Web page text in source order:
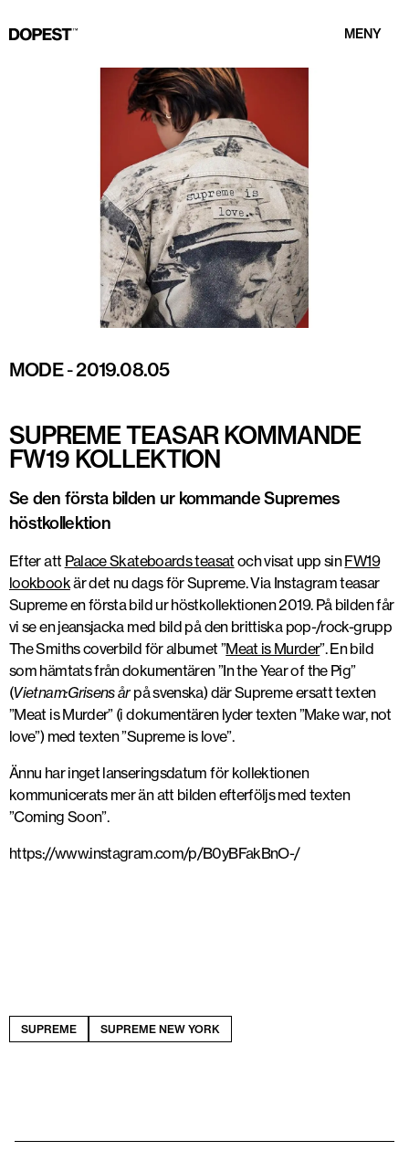
MENY
MODE-2019.08.05
SUPREME TEASAR KOMMANDE
FW19 KOLLEKTION
Se den första bilden ur kommande Supremes
höstkollektion
Efter att Palace Skateboards teasat och visat upp sinFW19
lookbookär det nu dags för Supreme. Via Instagram teasar
Supreme en första bild ur höstkollektionen 2019. På bilden får
vi se en jeansjacka med bild på den brittiska pop-/rock-grupp
The Smiths coverbild för albumet ”Meat is Murder”. En bild
som hämtats från dokumentären ”In the Year of the Pig”
(Vietnam:Grisens årpå svenska) där Supreme ersatt texten
”Meat is Murder” (i dokumentären lyder texten ”Make war, not
love”) med texten ”Supreme is love”.
Ännu har inget lanseringsdatum för kollektionen
kommunicerats mer än att bilden efterföljs med texten
”Coming Soon”.
https://www.instagram.com/p/B0yBFakBnO-/
SUPREME SUPREME NEW YORK